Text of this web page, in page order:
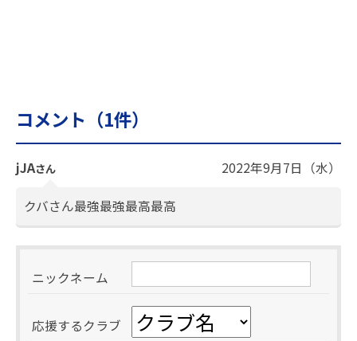
コメント（1件）
jJAさん 2022年9月7日（水）
クバさん最強最強最高最高
ニックネーム
応援するクラブ